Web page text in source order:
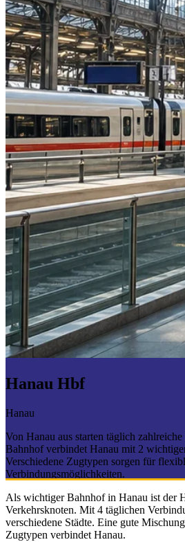
Hanau Hbf
Hanau
Von Hanau aus starten täglich
Bahnhof verbindet Hanau mit 2
Verschiedene Zugtypen sorgen für
Verbindungsmöglichkeiten.
Als wichtiger Bahnhof in Hanau ist der
Verkehrsknoten. Mit 4 täglichen
verschiedene Städte. Eine gute
Zugtypen verbindet Hanau.